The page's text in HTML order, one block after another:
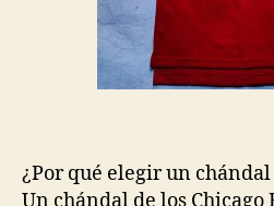
¿Por qué elegir un chándal
Un chándal de los Chicago